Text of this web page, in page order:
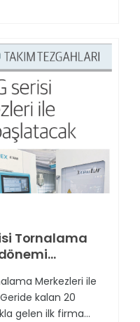
Tornalama
Merkezleri ile
kalan 20
gelen ilk firma...